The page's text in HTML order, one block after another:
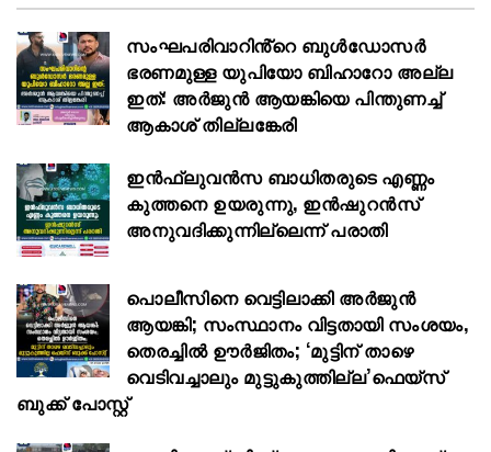
സംഘപരിവാറിൻ്റെ ബുള്‍ഡോസര്‍
ഭരണമുള്ള യുപിയോ ബിഹാറോ അല്ല
ഇത്: അര്‍ജുന്‍ ആയങ്കിയെ പിന്തുണച്ച്
ആകാശ് തില്ലങ്കേരി
ഇൻഫ്ലുവൻസ ബാധിതരുടെ എണ്ണം
കുത്തനെ ഉയരുന്നു, ഇൻഷുറൻസ്
അനുവദിക്കുന്നില്ലെന്ന് പരാതി
പൊലീസിനെ വെട്ടിലാക്കി അർജുൻ
ആയങ്കി; സംസ്ഥാനം വിട്ടതായി സംശയം,
തെരച്ചിൽ ഊർജിതം; ‘മുട്ടിന് താഴെ
വെടിവച്ചാലും മുട്ടുകുത്തില്ല’ഫെയ്സ്
ബുക്ക് പോസ്റ്റ്